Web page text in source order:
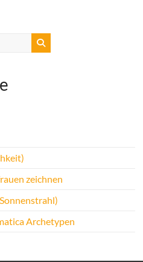
zeichnen
Archetypen